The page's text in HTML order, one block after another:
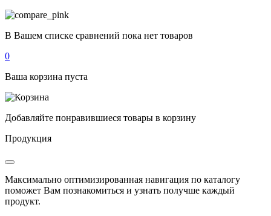
В Вашем списке сравнений пока нет товаров
0
Ваша корзина пуста
Добавляйте понравившиеся товары в корзину
Продукция
Максимально оптимизированная навигация по каталогу
поможет Вам познакомиться и узнать получше каждый
продукт.